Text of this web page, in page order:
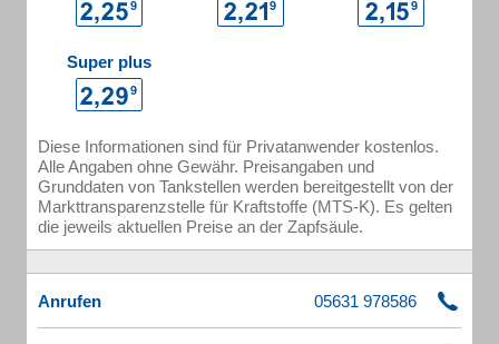
Super plus
Diese Informationen sind für Privatanwender kostenlos.
Alle Angaben ohne Gewähr. Preisangaben und
Grunddaten von Tankstellen werden bereitgestellt von der
Markttransparenzstelle für Kraftstoffe (MTS-K). Es gelten
die jeweils aktuellen Preise an der Zapfsäule.
Anrufen